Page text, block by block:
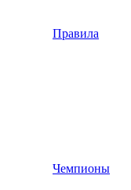
Правила
Чемпионы